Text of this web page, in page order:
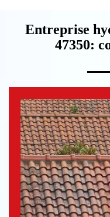
Entreprise
47350: